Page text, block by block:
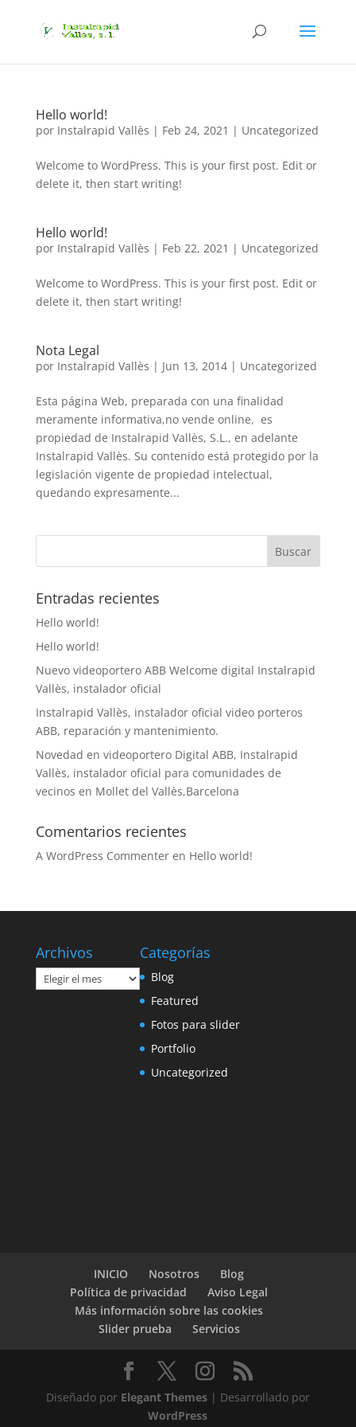
Hello world!
por Instalrapid Vallès | Feb 24, 2021 | Uncategorized
Welcome to WordPress. This is your first post. Edit or
delete it, then start writing!
Hello world!
por Instalrapid Vallès | Feb 22, 2021 | Uncategorized
Welcome to WordPress. This is your first post. Edit or
delete it, then start writing!
Nota Legal
por Instalrapid Vallès | Jun 13, 2014| Uncategorized
Esta página Web, preparada con una finalidad
meramente informativa,no vende online, es
propiedad de Instalrapid Vallès, S.L., en adelante
Instalrapid Vallès. Su contenido está protegido por la
legislación vigente de propiedad intelectual,
quedando expresamente...
Entradas recientes
Hello world!
Hello world!
Nuevo videoportero ABB Welcome digital Instalrapid
Vallès, instalador oficial
Instalrapid Vallès, instalador oficial video porteros
ABB, reparación y mantenimiento.
Novedad en videoportero Digital ABB, Instalrapid
Vallès, instalador oficial para comunidades de
vecinos en Mollet del Vallès,Barcelona
Comentarios recientes
A WordPress Commenteren Hello world!
Archivos
Archivos
Categorías
Blog
Featured
Fotos para slider
Portfolio
Uncategorized
INICIO Nosotros
Blog
Política de privacidad
Aviso Legal
Más información sobre las cookies
Slider prueba
Servicios
Diseñado por Elegant Themes| Desarrollado por
WordPress